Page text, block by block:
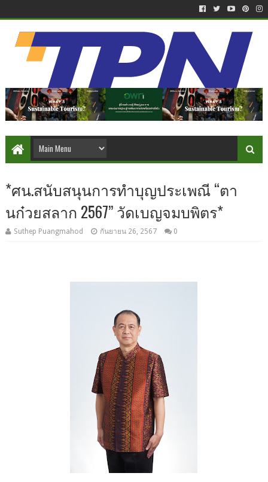
*ศน.สนับสนุนการทำบุญประเพณี “ตา
นก๋วยสลาก 2567” วัดเบญจมบพิตร*
Suthep Puangmahod กันยายน 26, 2567 0